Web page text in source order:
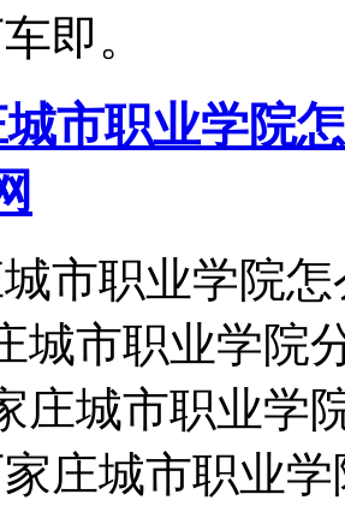
即。
市职业学院
市职业学院
城市职业学院
庄城市职业学
庄城市职业